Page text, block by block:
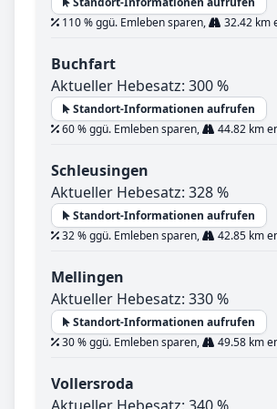
110 % ggü. Emleben sparen,
32.42 km
Buchfart
Aktueller Hebesatz: 300 %
Standort-Informationen aufrufen
60 % ggü. Emleben sparen,
44.82 km
Schleusingen
Aktueller Hebesatz: 328 %
Standort-Informationen aufrufen
32 % ggü. Emleben sparen,
42.85 km
Mellingen
Aktueller Hebesatz: 330 %
Standort-Informationen aufrufen
30 % ggü. Emleben sparen,
49.58 km
Vollersroda